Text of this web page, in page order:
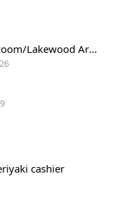
Convenience Store Associate – Steilacoom/Lakewood Area, $19 -$21/hr
cashier